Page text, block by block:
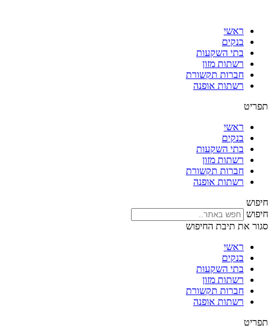
ראשי
בנקים
בתי השקעות
רשתות מזון
חברות תקשורת
רשתות אופנה
תפריט
ראשי
בנקים
בתי השקעות
רשתות מזון
חברות תקשורת
רשתות אופנה
חיפוש
חיפוש
סגור את תיבת החיפוש
ראשי
בנקים
בתי השקעות
רשתות מזון
חברות תקשורת
רשתות אופנה
תפריט